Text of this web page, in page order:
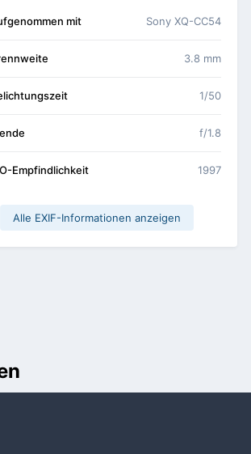
mit Sony XQ-CC54
3.8 mm
1/50
f/1.8
Empfindlichkeit 1997
Alle EXIF-Informationen anzeigen